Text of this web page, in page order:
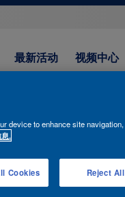
最新活动 视频中心
device to enhance site navigation,
.
Reject All
Cookies